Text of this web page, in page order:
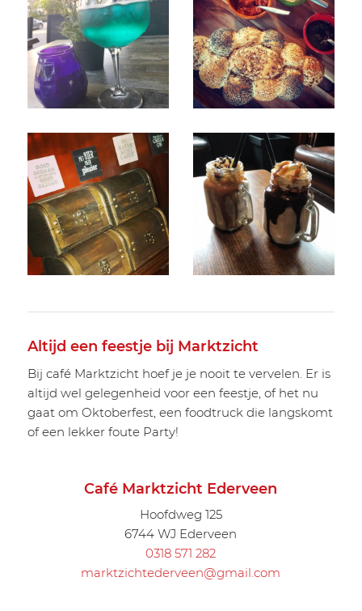
Altijd een feestje bij Marktzicht
Bij café Marktzicht hoef je je nooit te vervelen. Er is
altijd wel gelegenheid voor een feestje, of het nu
gaat om Oktoberfest, een foodtruck die langskomt
of een lekker foute Party!
Café Marktzicht Ederveen
Hoofdweg 125
6744 WJ Ederveen
0318 571 282
marktzichtederveen@gmail.com